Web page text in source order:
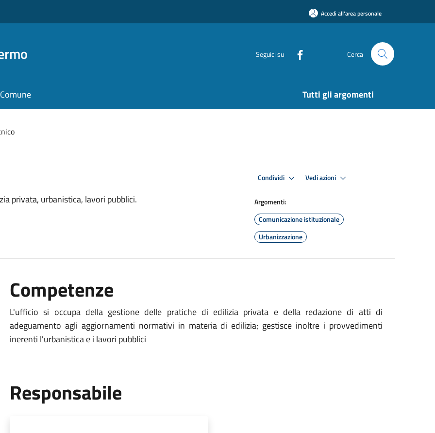
Accedi all'area personale
Seguici su Cerca
Tutti gli argomenti
privata, urbanistica, lavori pubblici.
Condividi Vedi azioni
Argomenti:
Comunicazione istituzionale
Urbanizzazione
Competenze
L'ufficio si occupa della gestione delle pratiche di edilizia privata e della redazione di atti di
adeguamento agli aggiornamenti normativi in materia di edilizia; gestisce inoltre i provvedimenti
inerenti l'urbanistica e i lavori pubblici
Responsabile